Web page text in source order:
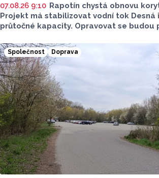
07.08.26 9:10 Rapotín chystá obnovu
Projekt má stabilizovat vodní tok Desná
průtočné kapacity. Opravovat se budou
samostatných stavebních projektů.
Společnost Doprava